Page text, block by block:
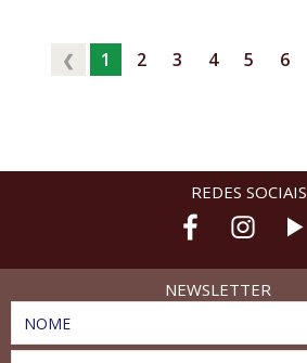
❮ 1 2 3 4 5 6
REDES SOCIAIS
NEWSLETTER
NOME